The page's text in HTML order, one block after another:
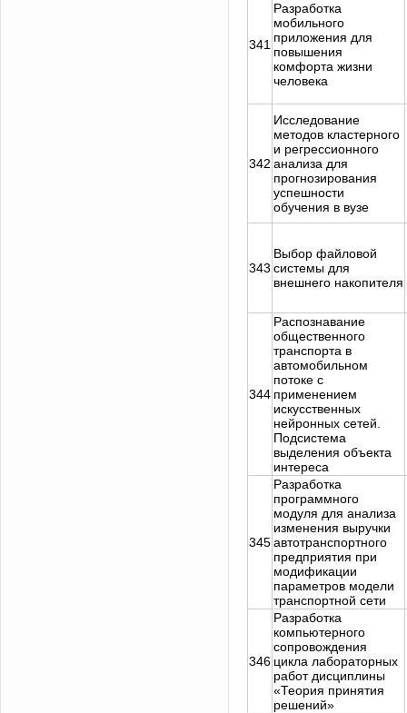
341
Разработка
мобильного
приложения для
повышения
комфорта жизни
человека
342
Исследование
методов кластерного
и регрессионного
анализа для
прогнозирования
успешности
обучения в вузе
343
Выбор файловой
системы для
внешнего накопителя
344
Распознавание
общественного
транспорта в
автомобильном
потоке с
применением
искусственных
нейронных сетей.
Подсистема
выделения объекта
интереса
345
Разработка
программного
модуля для анализа
изменения выручки
автотранспортного
предприятия при
модификации
параметров модели
транспортной сети
346
Разработка
компьютерного
сопровождения
цикла лабораторных
работ дисциплины
«Теория принятия
решений»